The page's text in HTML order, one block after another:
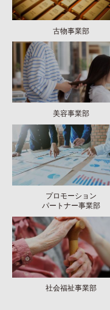
古物事業部
美容事業部
プロモーション
パートナー事業部
社会福祉事業部